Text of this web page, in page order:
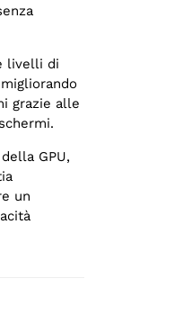
livelli di
grazie alle
GPU,
un